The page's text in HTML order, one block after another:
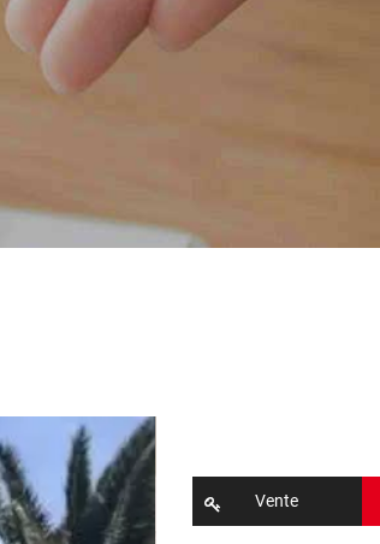
Vente